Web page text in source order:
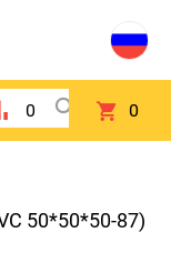
0 0
50*50*50-87)